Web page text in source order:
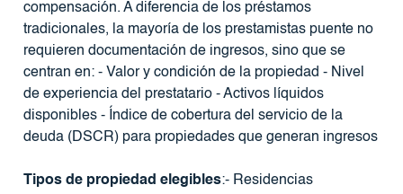
compensación. A diferencia de los préstamos
tradicionales, la mayoría de los prestamistas puente no
requieren documentación de ingresos, sino que se
centran en: - Valor y condición de la propiedad - Nivel
de experiencia del prestatario - Activos líquidos
disponibles - Índice de cobertura del servicio de la
deuda (DSCR) para propiedades que generan ingresos
Tipos de propiedad elegibles:- Residencias